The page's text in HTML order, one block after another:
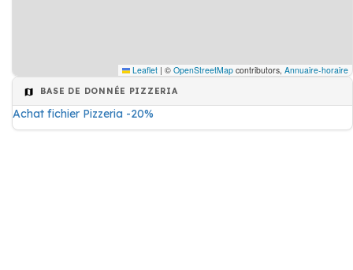
Leaflet | © OpenStreetMap contributors, Annuaire-horaire
BASE DE DONNÉE PIZZERIA
Achat fichier Pizzeria -20%